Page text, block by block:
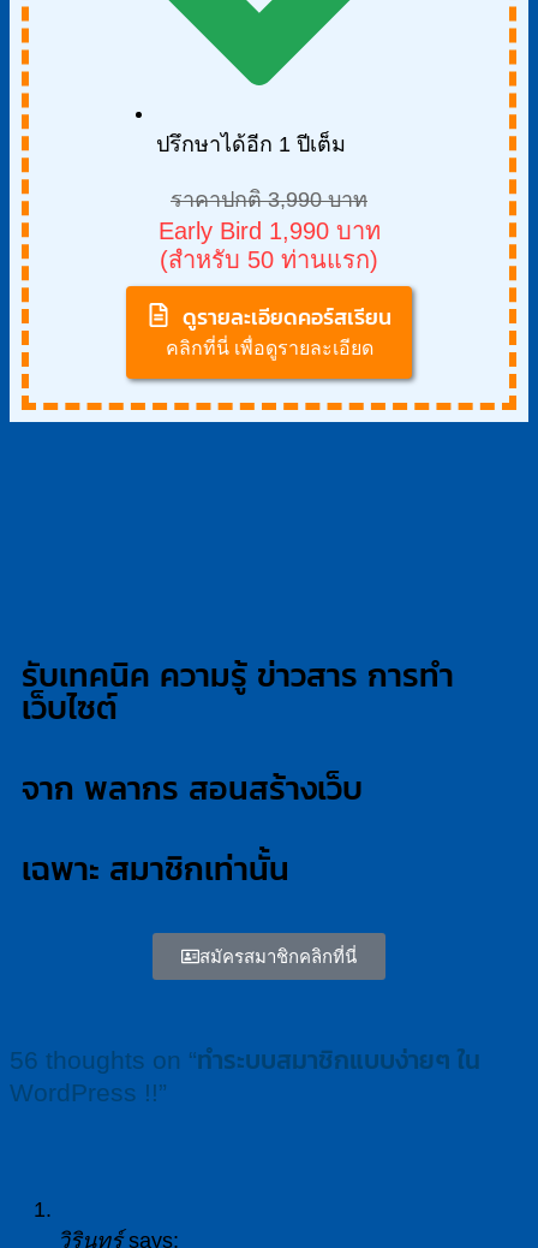
ปรึกษาได้อีก 1 ปีเต็ม
ราคาปกติ 3,990 บาท
Early Bird 1,990 บาท
(สำหรับ 50 ท่านแรก)
ดูรายละเอียดคอร์สเรียน
คลิกที่นี่ เพื่อดูรายละเอียด
รับเทคนิค ความรู้ ข่าวสาร การทำ
เว็บไซต์
จาก พลากร สอนสร้างเว็บ
เฉพาะ สมาชิกเท่านั้น
สมัครสมาชิกคลิกที่นี่
56 thoughts on “ทำระบบสมาชิกแบบง่ายๆ ใน
WordPress !!”
วิรินทร์ says: